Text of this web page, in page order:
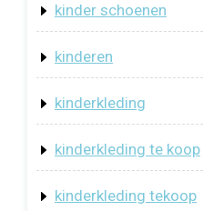
kinder schoenen
kinderen
kinderkleding
kinderkleding te koop
kinderkleding tekoop